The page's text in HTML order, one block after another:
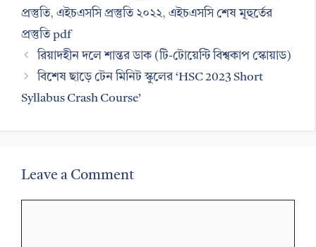
প্রস্তুতি, এইচএসসি প্রস্তুতি ২০২২, এইচএসসি শেষ মূহুর্তের
প্রস্তুতি pdf
রিয়াদহীন দলে শান্তর ডাক (টি-টোয়েন্টি বিশ্বকাপ স্কোয়াড)
বিশেষ ছাড়ে টেন মিনিট স্কুলের ‘HSC 2023 Short
Syllabus Crash Course’
Leave a Comment